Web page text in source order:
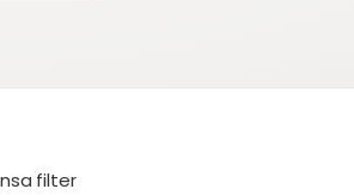
filter